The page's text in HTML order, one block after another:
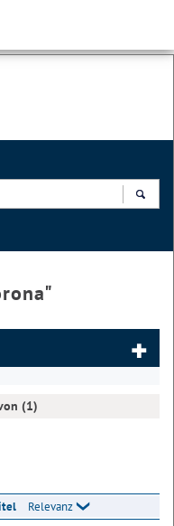
"
(1)
Relevanz